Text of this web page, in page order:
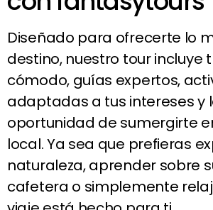
Diseñado para ofrecerte lo
destino, nuestro tour incluye
cómodo, guías expertos,
adaptadas a tus intereses y
oportunidad de sumergirte
local. Ya sea que prefieras
naturaleza, aprender sobre
cafetera o simplemente